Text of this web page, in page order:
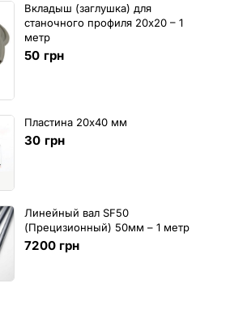
Вкладыш (заглушка) для
станочного профиля 20х20 – 1
метр
50 грн
Пластина 20х40 мм
30 грн
Линейный вал SF50
(Прецизионный) 50мм – 1 метр
7200 грн